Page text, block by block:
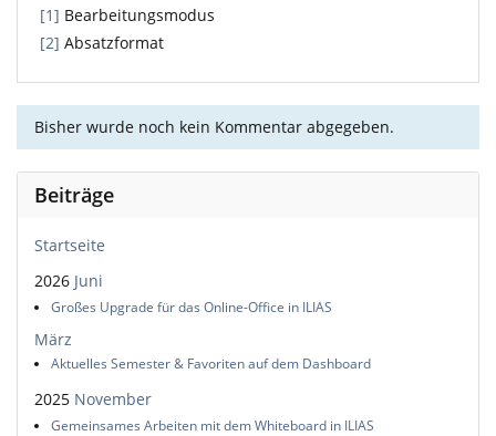
[1] Bearbeitungsmodus
[2] Absatzformat
Bisher wurde noch kein Kommentar abgegeben.
Beiträge
Startseite
2026 Juni
Großes Upgrade für das Online-Office in ILIAS
März
Aktuelles Semester & Favoriten auf dem Dashboard
2025 November
Gemeinsames Arbeiten mit dem Whiteboard in ILIAS